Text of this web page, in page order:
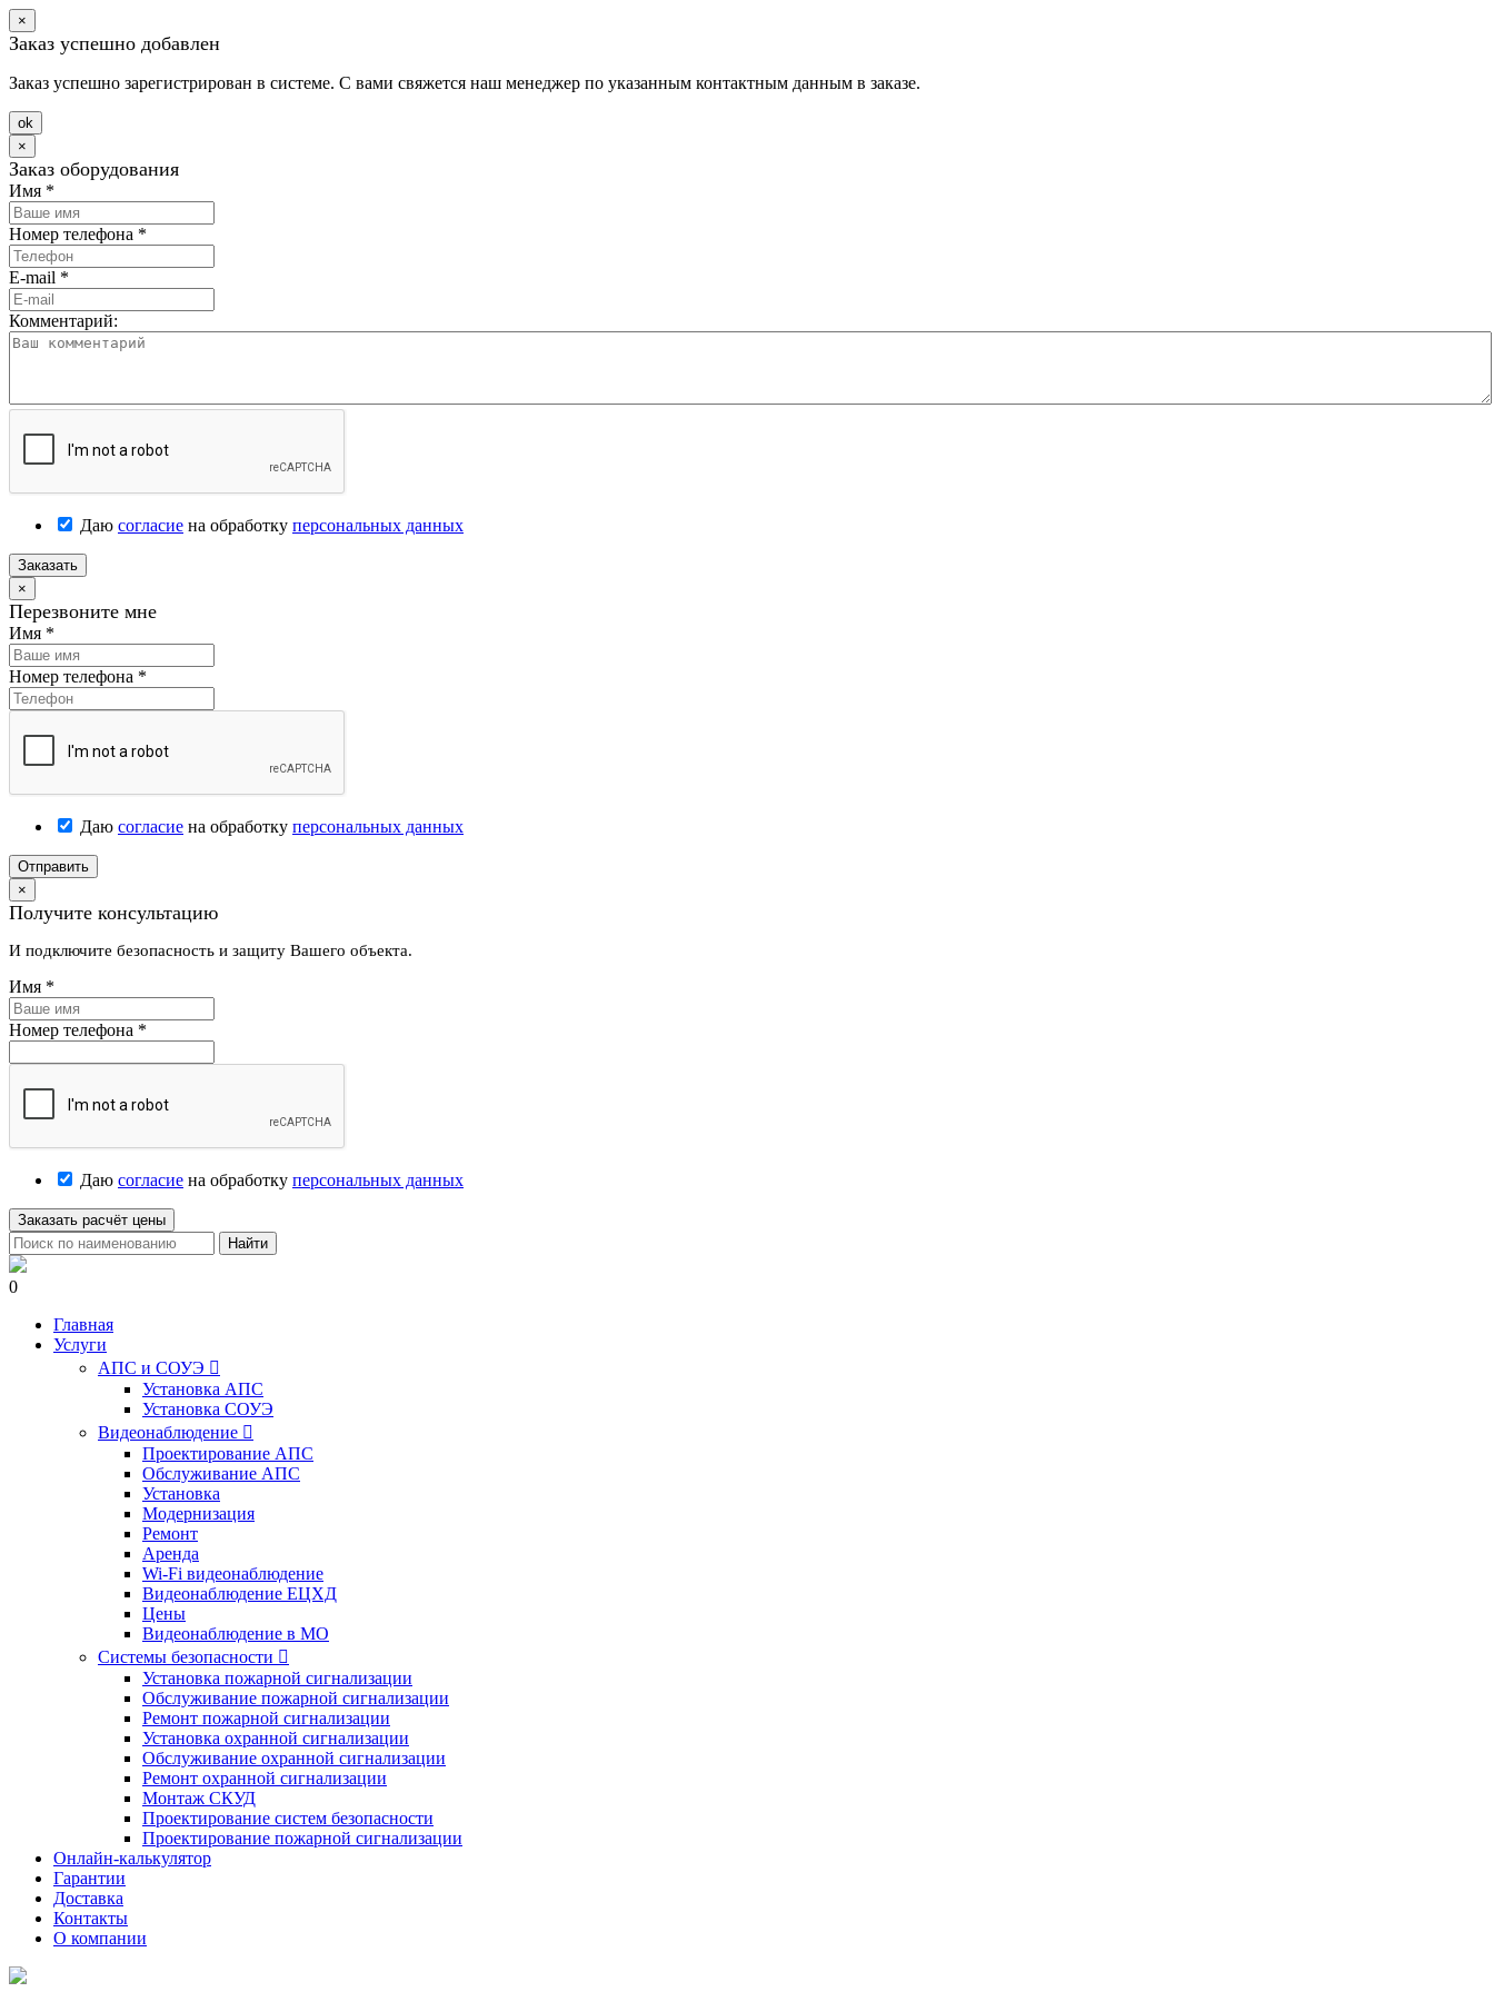
×
Заказ успешно добавлен
Заказ успешно зарегистрирован в системе. С вами свяжется наш менеджер по указанным контактным данным в заказе.
оk
×
Заказ оборудования
Имя *
Номер телефона *
E-mail *
Комментарий:
Даю согласие на обработку персональных данных
Заказать
×
Перезвоните мне
Имя *
Номер телефона *
Даю согласие на обработку персональных данных
Отправить
×
Получите консультацию
И подключите безопасность и защиту Вашего объекта.
Имя *
Номер телефона *
Даю согласие на обработку персональных данных
Заказать расчёт цены
Найти
0
Главная
Услуги
АПС и СОУЭ 
Установка АПС
Установка СОУЭ
Видеонаблюдение 
Проектирование АПС
Обслуживание АПС
Установка
Модернизация
Ремонт
Аренда
Wi-Fi видеонаблюдение
Видеонаблюдение ЕЦХД
Цены
Видеонаблюдение в МО
Системы безопасности 
Установка пожарной сигнализации
Обслуживание пожарной сигнализации
Ремонт пожарной сигнализации
Установка охранной сигнализации
Обслуживание охранной сигнализации
Ремонт охранной сигнализации
Монтаж СКУД
Проектирование систем безопасности
Проектирование пожарной сигнализации
Онлайн-калькулятор
Гарантии
Доставка
Контакты
О компании